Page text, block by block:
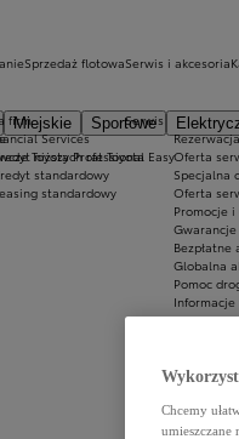
Miejskie Sportowe
Toyota Professional
firm
Services
niższych rat Toyota Easy
standardowy
standardowy
Sprzedaż flotowaSerwis i akcesoria
Serwis
Oferta
Specjalna
Oferta
Promocje i
Gwarancje
Globalna
Pomoc
Innowacje
Chcemy